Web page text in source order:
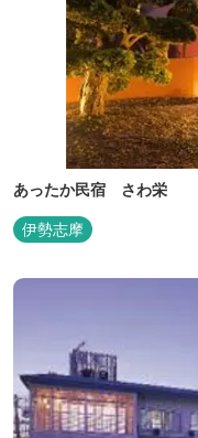
あったか民宿 さわ栄
伊勢志摩